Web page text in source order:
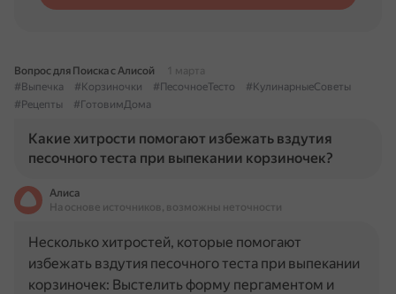
Вопрос для Поиска с Алисой
1 марта
#Выпечка
#Корзиночки #ПесочноеТесто
#КулинарныеСоветы
#Рецепты
#ГотовимДома
Какие хитрости помогают избежать вздутия
песочного теста при выпекании корзиночек?
Алиса
На основе источников, возможны неточности
Несколько хитростей, которые помогают
избежать вздутия песочного теста при выпекании
корзиночек: Выстелить форму пергаментом и